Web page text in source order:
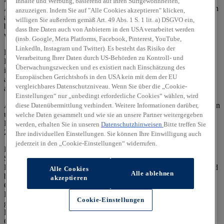
Ausnutzung des Kraftstoffs durch das Fahrzeug ab, sondern werden
auch vom Fahrverhalten und anderen nichttechnischen Faktoren
beeinflusst. CO₂ ist das für die Erderwärmung hauptsächlich
verantwortliche Treibhausgas.
Ein Leitfaden über den Kraftstoffverbrauch und die CO₂-
Emissionen aller in Deutschland angebotenen neuen Pkw-Modelle
ist unentgeltlich einsehbar an jedem Verkaufsort, an dem Pkw
ausgestellt oder angeboten werden. Der Leitfaden ist auch
abrufbar.
Alle Angaben und Abbildungen sind als unverbindlich zu betrachten
und stellen eine annähernde Beschreibung dar.
Fahrzeugabbildungen enthalten z. T. aufpreispflichtige
Zusatzausstattungen.
Im Hinblick auf Gebrauchtwagen entsprechen Sonder- und
Serienausstattung, die technischen Daten sowie Verbrauchs- und
Emissionswerte dem Stand eines entsprechenden Neufahrzeugs und
berücksichtigen keine etwaigen zwischenzeitlichen Änderungen.
Gebrauchtfahrzeuge weisen regelmäßig eine geringere elektrische
Reichweite auf als entsprechende Neufahrzeuge. Dies kann bei
gebrauchten Hybridfahrzeugen zu einem erhöhten
Kraftstoffverbrauch und einem damit einhergehenden erhöhten
CO₂-Ausstoß führen.
anzuzeigen. Indem Sie auf "Alle Cookies akzeptieren" klicken,
willigen Sie außerdem gemäß Art. 49 Abs. 1 S. 1 lit. a) DSGVO ein,
dass Ihre Daten auch von Anbietern in den USA verarbeitet werden
(insb. Google, Meta Platforms, Facebook, Pinterest, YouTube,
LinkedIn, Instagram und Twitter). Es besteht das Risiko der
Verarbeitung Ihrer Daten durch US-Behörden zu Kontroll- und
Überwachungszwecken und es existiert nach Einschätzung des
Europäischen Gerichtshofs in den USA kein mit dem der EU
vergleichbares Datenschutzniveau. Wenn Sie über die „Cookie-
Einstellungen“ nur „unbedingt erforderliche Cookies“ wählen, wird
diese Datenübermittlung verhindert. Weitere Informationen darüber,
welche Daten gesammelt und wie sie an unsere Partner weitergegeben
werden, erhalten Sie in unseren Datenschutzhinweisen Bitte treffen Sie
Ihre individuellen Einstellungen. Sie können Ihre Einwilligung auch
jederzeit in den „Cookie-Einstellungen“ widerrufen.
Alle Cookies
akzeptieren
Alle ablehnen
Cookie-Einstellungen